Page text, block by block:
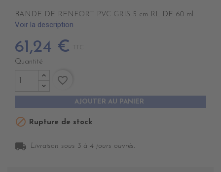
BANDE DE RENFORT PVC GRIS 5 cm RL DE 60 ml
Voir la description
61,24 € TTC
Quantité
AJOUTER AU PANIER
favorite_border
 Rupture de stock
local_shipping Livraison sous 3 à 4 jours ouvrés.